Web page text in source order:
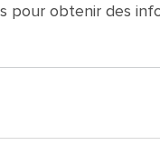
pour obtenir des